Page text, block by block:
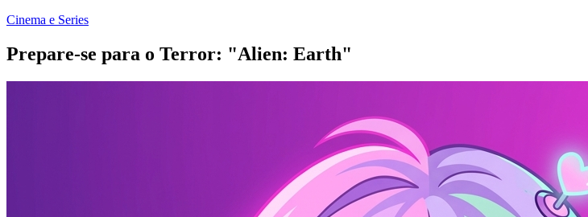
Cinema e Series
Prepare-se para o Terror: "Alien: Earth"